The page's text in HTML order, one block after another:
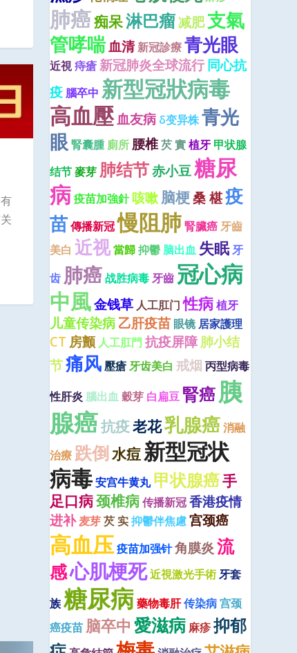
肺癌痴呆淋巴瘤减肥支氣
管哮喘血清新冠診療青光眼
近視痔瘡新冠肺炎全球流行同心抗
疫 腦卒中 新型冠狀病毒
高血壓血友病 δ变异株青光
眼 腎囊腫 廁所腰椎芡 實植牙 甲状腺
结节麥芽 肺结节赤小豆糖尿
病疫苗加強針咳嗽脑梗桑 椹疫
苗傳播新冠慢阻肺腎臟癌牙齒
美白 近视當歸抑鬱 脑出血失眠牙
齿 肺癌战胜病毒牙齒 冠心病
中風金钱草 人工肛门 性病植牙
儿童传染病乙肝疫苗 眼镜 居家護理
CT 房颤 人工肛門 抗疫屏障肺小结
节痛风壓瘡牙齿美白 戒烟 丙型病毒
性肝炎 腦出血穀芽 白扁豆 腎癌胰
腺癌抗疫老花乳腺癌消融
治療 跌倒水痘新型冠状
病毒安宫牛黄丸 甲状腺癌手
足口病颈椎病传播新冠香港疫情
进补 麦芽芡 实抑鬱伴焦慮宫颈癌
高血压疫苗加强针角膜炎流
感心肌梗死近視激光手術牙套
族糖尿病藥物毒肝传染病宫颈
癌疫苗脑卒中 愛滋病 麻疹抑郁